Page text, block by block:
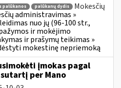
palūkanos palūkanų dydis
Mokesčių
administravimas »
nuo jų (96-100 str.,
ir mokėjimo
ir prašymų teikimas »
mokestinę nepriemoką
įmokas pagal
per Mano